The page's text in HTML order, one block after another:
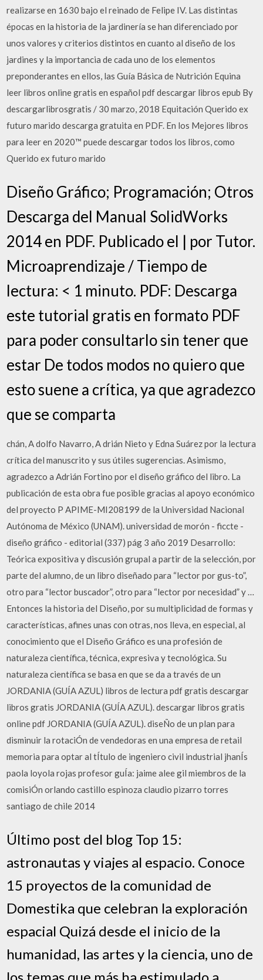
realizarse en 1630 bajo el reinado de Felipe IV. Las distintas
épocas en la historia de la jardinería se han diferenciado por
unos valores y criterios distintos en cuanto al diseño de los
jardines y la importancia de cada uno de los elementos
preponderantes en ellos, las Guía Básica de Nutrición Equina
leer libros online gratis en español pdf descargar libros epub By
descargarlibrosgratis / 30 marzo, 2018 Equitación Querido ex
futuro marido descarga gratuita en PDF. En los Mejores libros
para leer en 2020™ puede descargar todos los libros, como
Querido ex futuro marido
Diseño Gráfico; Programación; Otros
Descarga del Manual SolidWorks
2014 en PDF. Publicado el | por Tutor.
Microaprendizaje / Tiempo de
lectura: < 1 minuto. PDF: Descarga
este tutorial gratis en formato PDF
para poder consultarlo sin tener que
estar De todos modos no quiero que
esto suene a crítica, ya que agradezco
que se comparta
chán, A dolfo Navarro, A drián Nieto y Edna Suárez por la lectura
crítica del manuscrito y sus útiles sugerencias. Asimismo,
agradezco a Adrián Fortino por el diseño gráfico del libro. La
publicación de esta obra fue posible gracias al apoyo económico
del proyecto P APIME-MI208199 de la Universidad Nacional
Autónoma de México (UNAM). universidad de morón - ficcte -
diseño gráfico - editorial (337) pág 3 año 2019 Desarrollo:
Teórica expositiva y discusión grupal a partir de la selección, por
parte del alumno, de un libro diseñado para “lector por gus-to”,
otro para “lector buscador”, otro para “lector por necesidad” y …
Entonces la historia del Diseño, por su multiplicidad de formas y
características, afines unas con otras, nos lleva, en especial, al
conocimiento que el Diseño Gráfico es una profesión de
naturaleza científica, técnica, expresiva y tecnológica. Su
naturaleza científica se basa en que se da a través de un
JORDANIA (GUÍA AZUL) libros de lectura pdf gratis descargar
libros gratis JORDANIA (GUÍA AZUL). descargar libros gratis
online pdf JORDANIA (GUÍA AZUL). diseÑo de un plan para
disminuir la rotaciÓn de vendedoras en una empresa de retail
memoria para optar al tÍtulo de ingeniero civil industrial jhanÍs
paola loyola rojas profesor guÍa: jaime alee gil miembros de la
comisiÓn orlando castillo espinoza claudio pizarro torres
santiago de chile 2014
Último post del blog Top 15:
astronautas y viajes al espacio. Conoce
15 proyectos de la comunidad de
Domestika que celebran la exploración
espacial Quizá desde el inicio de la
humanidad, las artes y la ciencia, uno de
los temas que más ha estimulado a